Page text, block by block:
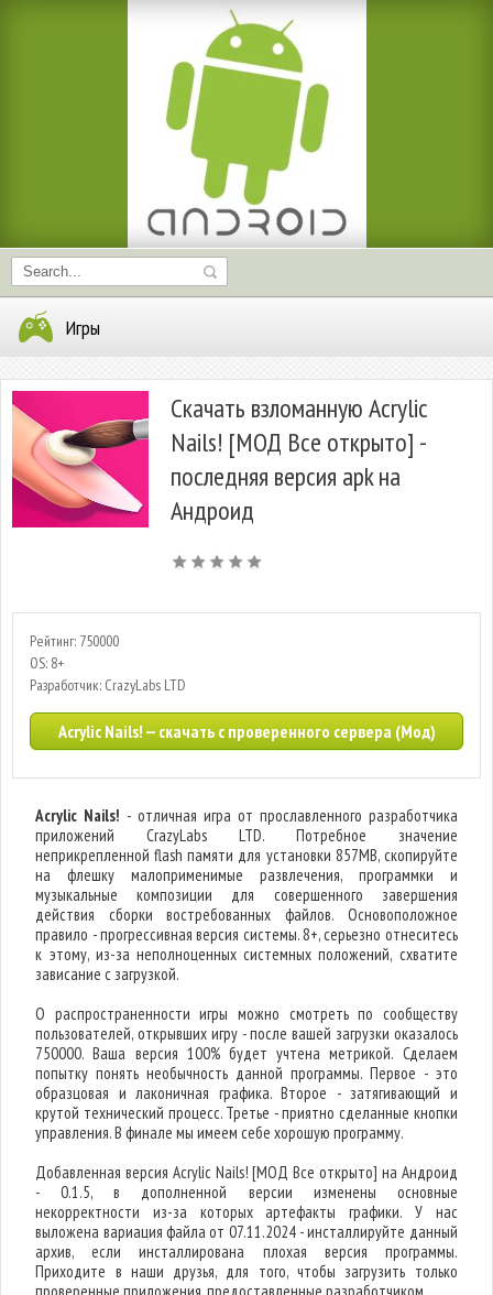
Игры
Скачать взломанную Acrylic
Nails! [МОД Все открыто] -
последняя версия apk на
Андроид
Рейтинг: 750000
OS: 8+
Разработчик: CrazyLabs LTD
Acrylic Nails! — скачать с проверенного сервера (Мод)
Acrylic Nails! - отличная игра от прославленного разработчика
приложений CrazyLabs LTD. Потребное значение
неприкрепленной flash памяти для установки 857MB, скопируйте
на флешку малоприменимые развлечения, программки и
музыкальные композиции для совершенного завершения
действия сборки востребованных файлов. Основоположное
правило - прогрессивная версия системы. 8+, серьезно отнеситесь
к этому, из-за неполноценных системных положений, схватите
зависание с загрузкой.
О распространенности игры можно смотреть по сообществу
пользователей, открывших игру - после вашей загрузки оказалось
750000. Ваша версия 100% будет учтена метрикой. Сделаем
попытку понять необычность данной программы. Первое - это
образцовая и лаконичная графика. Второе - затягивающий и
крутой технический процесс. Третье - приятно сделанные кнопки
управления. В финале мы имеем себе хорошую программу.
Добавленная версия Acrylic Nails! [МОД Все открыто] на Андроид
- 0.1.5, в дополненной версии изменены основные
некорректности из-за которых артефакты графики. У нас
выложена вариация файла от 07.11.2024 - инсталлируйте данный
архив, если инсталлирована плохая версия программы.
Приходите в наши друзья, для того, чтобы загрузить только